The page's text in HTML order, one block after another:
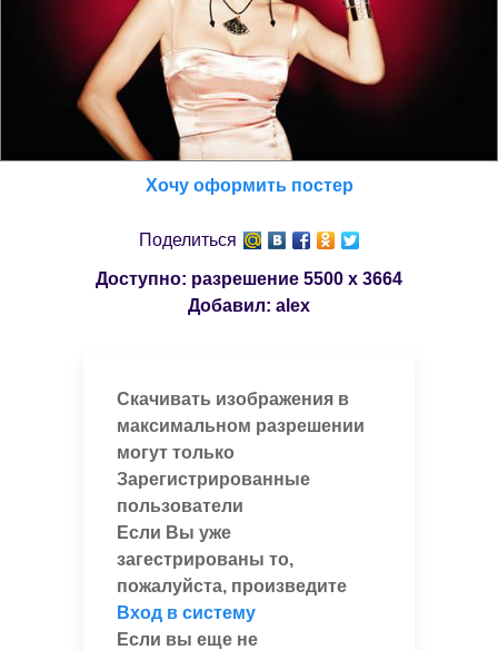
Хочу оформить постер
Поделиться
Доступно: разрешение 5500 x 3664
Добавил: alex
Скачивать изображения в
максимальном разрешении
могут только
Зарегистрированные
пользователи
Если Вы уже
загестрированы то,
пожалуйста, произведите
Вход в систему
Если вы еще не